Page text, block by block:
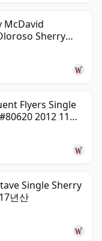
McDavid
Sherry
Flyers Single
2012 11년
Single Sherry
년산